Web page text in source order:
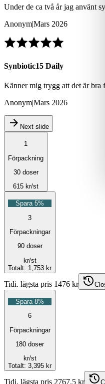
Under de ca två år jag använt
Anonym|Mars 2026
Synbiotic15 Daily
Känner mig trygg att det är bra
Anonym|Mars 2026
Next slide
1
Förpackning
30 doser
615 kr/st
Spara 5%
3
Förpackningar
90 doser
kr/st
Totalt: 1,753 kr
Tidi. lägsta pris 1476 kr
Spara 8%
6
Förpackningar
180 doser
kr/st
Totalt: 3,395 kr
Tidi. lägsta pris 2767,5 kr